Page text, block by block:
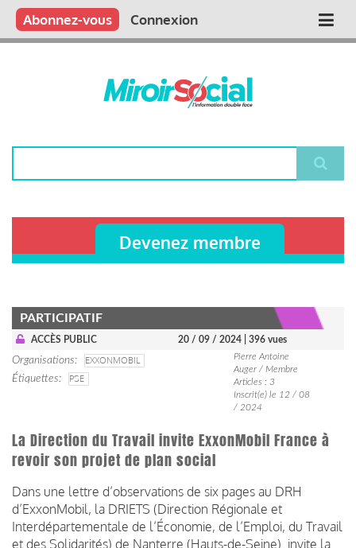
Aller
contenu
Main
Qui sommes nous ?
Vous publiez
Nous publions
Contactez-nous
Abonnez-vous Connexion
Devenez membre
PARTICIPATIF
ACCÈS PUBLIC 20 / 09 / 2024 | 396 vues
Organisations
EXXONMOBIL
Étiquettes
PSE
Pierre Antoine
Auger / Membre
Articles : 3
Inscrit(e) le 12 / 08
/ 2024
La Direction du Travail invite ExxonMobil France à
revoir son projet de plan social
Dans une lettre d’observations de six pages au DRH
d’ExxonMobil, la DRIETS (Direction Régionale et
Interdépartementale de l’Économie, de l’Emploi, du Travail
et des Solidarités) de Nanterre (Hauts-de-Seine) invite la